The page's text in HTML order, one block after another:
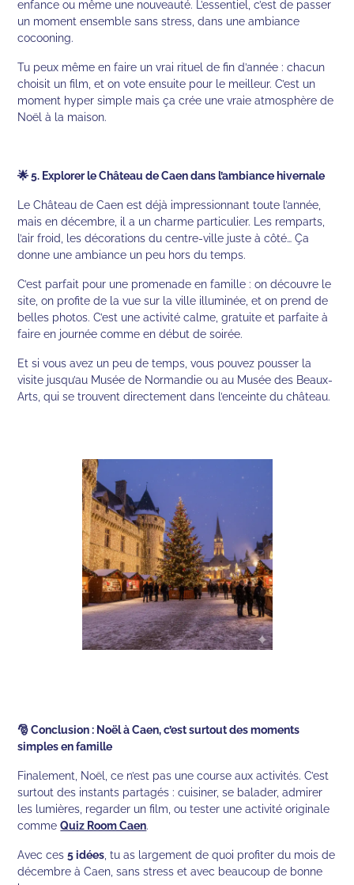
enfance ou même une nouveauté. L’essentiel, c’est de passer
un moment ensemble sans stress, dans une ambiance
cocooning.
Tu peux même en faire un vrai rituel de fin d’année : chacun
choisit un film, et on vote ensuite pour le meilleur. C’est un
moment hyper simple mais ça crée une vraie atmosphère de
Noël à la maison.
🌟 5. Explorer le Château de Caen dans l’ambiance hivernale
Le Château de Caen est déjà impressionnant toute l’année,
mais en décembre, il a un charme particulier. Les remparts,
l’air froid, les décorations du centre-ville juste à côté… Ça
donne une ambiance un peu hors du temps.
C’est parfait pour une promenade en famille : on découvre le
site, on profite de la vue sur la ville illuminée, et on prend de
belles photos. C’est une activité calme, gratuite et parfaite à
faire en journée comme en début de soirée.
Et si vous avez un peu de temps, vous pouvez pousser la
visite jusqu’au Musée de Normandie ou au Musée des Beaux-
Arts, qui se trouvent directement dans l’enceinte du château.
🎅 Conclusion : Noël à Caen, c’est surtout des moments
simples en famille
Finalement, Noël, ce n’est pas une course aux activités. C’est
surtout des instants partagés : cuisiner, se balader, admirer
les lumières, regarder un film, ou tester une activité originale
commeQuiz Room Caen.
Avec ces5 idées , tu as largement de quoi profiter du mois de
décembre à Caen, sans stress et avec beaucoup de bonne